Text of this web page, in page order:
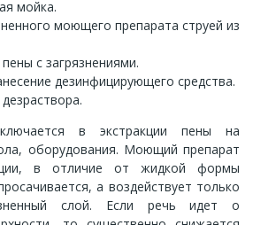
мойка.
моющего препарата струей из
с загрязнениями.
дезинфицирующего средства.
в экстракции пены на
оборудования. Моющий препарат
в отличие от жидкой формы
а воздействует только
слой. Если речь идет о